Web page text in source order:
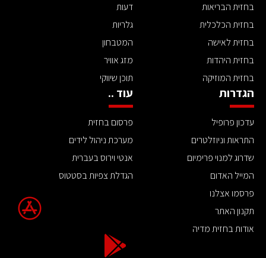
בחזית הבריאות
בחזית הכלכלית
בחזית לאישה
בחזית היהדות
בחזית המוזיקה
דעות
גלריות
המטבחון
מזג אוויר
תוכן שיווקי
הגדרות
עדכון פרופיל
התראות וניוזלטרים
שדרוג למנוי פרימיום
המייל האדום
פרסמו אצלנו
תקנון האתר
אודות בחזית מדיה
עוד ..
פרסום בחזית
מערכת ניהול לידים
אנטי וירוס בעברית
הגדלת צפיות בסטטוס